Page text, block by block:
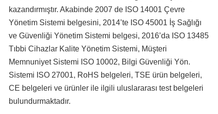
kazandırmıştır. Akabinde 2007 de ISO 14001 Çevre
Yönetim Sistemi belgesini, 2014’te ISO 45001 İş Sağlığı
ve Güvenliği Yönetim Sistemi belgesi, 2016’da ISO 13485
Tıbbi Cihazlar Kalite Yönetim Sistemi, Müşteri
Memnuniyet Sistemi ISO 10002, Bilgi Güvenliği Yön.
Sistemi ISO 27001, RoHS belgeleri, TSE ürün belgeleri,
CE belgeleri ve ürünler ile ilgili uluslararası test belgeleri
bulundurmaktadır.